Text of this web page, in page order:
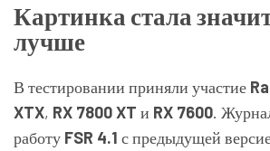
Картинка стала
лучше
В тестировании приняли участие
XTX, RX 7800 XT и RX 7600.
работу FSR 4.1 с предыдущей